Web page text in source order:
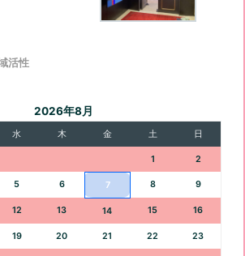
活性
2026年8月
水 木 金 土 日
1 2
5 6 7 8 9
12 13 14 15 16
19 20 21 22 23